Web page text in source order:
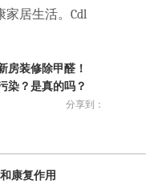
家居生活。Cdl
房装修除甲醛！
染？是真的吗？
分享到：
康复作用